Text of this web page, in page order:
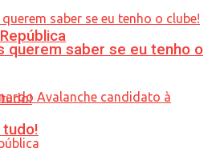
querem saber se eu tenho o
tudo!